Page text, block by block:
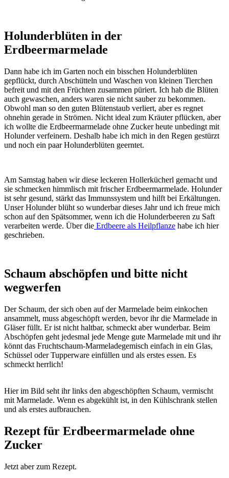
Holunderblüten in der
Erdbeermarmelade
Dann habe ich im Garten noch ein bisschen Holunderblüten
gepflückt, durch Abschütteln und Waschen von kleinen Tierchen
befreit und mit den Früchten zusammen püriert. Ich hab die Blüten
auch gewaschen, anders waren sie nicht sauber zu bekommen.
Obwohl man so den guten Blütenstaub verliert, aber es regnet
ohnehin gerade in Strömen. Nicht ideal zum Kräuter pflücken, aber
ich wollte die Erdbeermarmelade ohne Zucker heute unbedingt mit
Holunder verfeinern. Deshalb habe ich mich in den Regen gestürzt
und noch ein paar Holunderblüten geerntet.
Am Samstag haben wir diese leckeren Hollerkücherl gemacht und
sie schmecken himmlisch mit frischer Erdbeermarmelade. Holunder
ist sehr gesund, stärkt das Immunssystem und hilft bei Erkältungen.
Unser Holunder blüht so wunderbar dieses Jahr und ich freue mich
schon auf den Spätsommer, wenn ich die Holunderbeeren zu Saft
verarbeiten werde. Über die Erdbeere als Heilpflanze habe ich hier
geschrieben.
Schaum abschöpfen und bitte nicht
wegwerfen
Der Schaum, der sich oben auf der Marmelade beim einkochen
ansammelt, muss abgeschöpft werden, bevor ihr die Marmelade in
Gläser füllt. Er ist nicht haltbar, schmeckt aber wunderbar. Beim
Abschöpfen geht jedesmal jede Menge gute Marmelade mit und ihr
könnt das Fruchtschaum-Marmeladegemisch einfach in ein Glas,
Schüssel oder Tupperware einfüllen und als erstes essen. Es
schmeckt herrlich!
Hier im Bild seht ihr links den abgeschöpften Schaum, vermischt
mit Marmelade. Wenn es abgekühlt ist, in den Kühlschrank stellen
und als erstes aufbrauchen.
Rezept für Erdbeermarmelade ohne
Zucker
Jetzt aber zum Rezept.